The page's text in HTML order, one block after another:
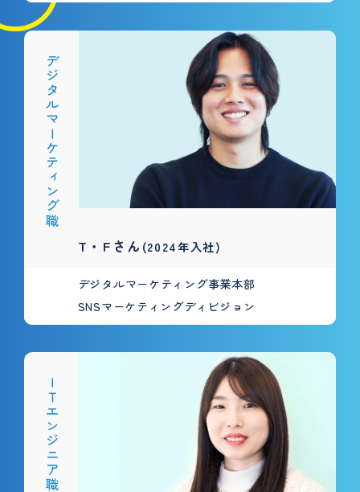
デジタルマーケティング職
T・Fさん(2024年入社)
デジタルマーケティング事業本部
SNSマーケティングディビジョン
ＩＴエンジニア職